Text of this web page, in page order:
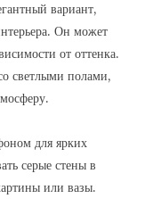
вариант,
Он может
от оттенка.
светлыми полами,
для ярких
серые стены в
или вазы.